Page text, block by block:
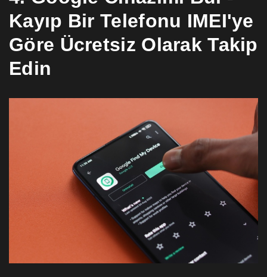
Kayıp Bir Telefonu IMEI'ye
Göre Ücretsiz Olarak Takip
Edin